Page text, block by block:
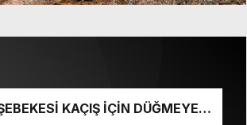
KAÇIŞ İÇİN DÜĞMEYE